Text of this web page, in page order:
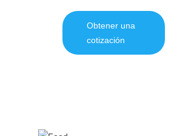
Obtener una
cotización